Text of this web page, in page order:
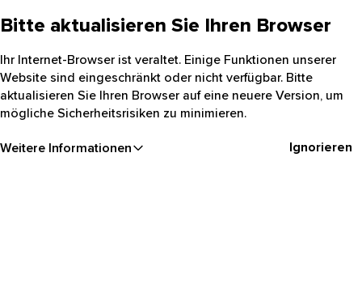
Bitte aktualisieren Sie Ihren Browser
Ihr Internet-Browser ist veraltet. Einige Funktionen unserer
Website sind eingeschränkt oder nicht verfügbar. Bitte
aktualisieren Sie Ihren Browser auf eine neuere Version, um
mögliche Sicherheitsrisiken zu minimieren.
Weitere Informationen Ignorieren